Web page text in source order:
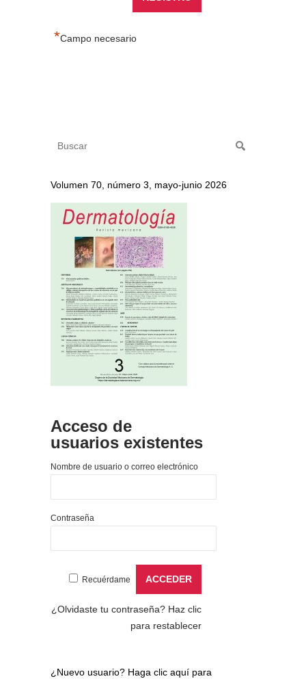
*Campo necesario
Volumen 70, número 3, mayo-junio 2026
Acceso de
usuarios existentes
Nombre de usuario o correo electrónico
Contraseña
Recuérdame
¿Olvidaste tu contraseña? Haz clic
para restablecer
¿Nuevo usuario? Haga clic aquí para